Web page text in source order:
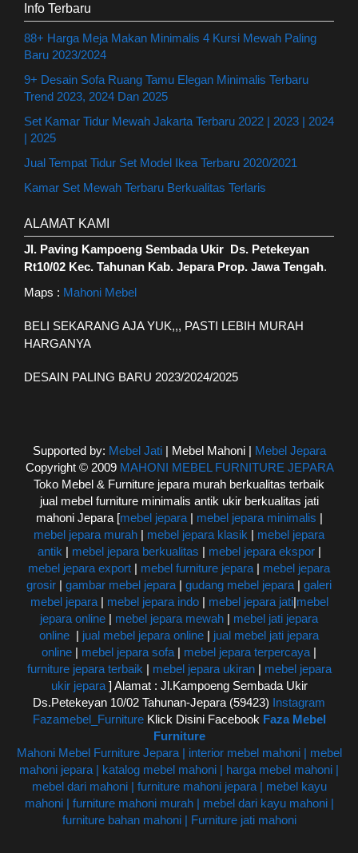
Info Terbaru
88+ Harga Meja Makan Minimalis 4 Kursi Mewah Paling
Baru 2023/2024
9+ Desain Sofa Ruang Tamu Elegan Minimalis Terbaru
Trend 2023, 2024 Dan 2025
Set Kamar Tidur Mewah Jakarta Terbaru 2022 | 2023 | 2024
| 2025
Jual Tempat Tidur Set Model Ikea Terbaru 2020/2021
Kamar Set Mewah Terbaru Berkualitas Terlaris
ALAMAT KAMI
Jl. Paving Kampoeng Sembada Ukir Ds. Petekeyan
Rt10/02 Kec. Tahunan Kab. Jepara Prop. Jawa Tengah.
Maps : Mahoni Mebel
BELI SEKARANG AJA YUK,,, PASTI LEBIH MURAH
HARGANYA
DESAIN PALING BARU 2023/2024/2025
Supported by: Mebel Jati| Mebel Mahoni | Mebel Jepara
Copyright © 2009 MAHONI MEBEL FURNITURE JEPARA
Toko Mebel & Furniture jepara murah berkualitas terbaik
jual mebel furniture minimalis antik ukir berkualitas jati
mahoni Jepara [mebel jepara| mebel jepara minimalis |
mebel jepara murah | mebel jepara klasik | mebel jepara
antik | mebel jepara berkualitas | mebel jepara ekspor|
mebel jepara export | mebel furniture jepara | mebel jepara
grosir | gambar mebel jepara | gudang mebel jepara | galeri
mebel jepara| mebel jepara indo| mebel jepara jati|mebel
jepara online | mebel jepara mewah | mebel jati jepara
online | jual mebel jepara online | jual mebel jati jepara
online | mebel jepara sofa | mebel jepara terpercaya |
furniture jepara terbaik | mebel jepara ukiran| mebel jepara
ukir jepara ] Alamat : Jl.Kampoeng Sembada Ukir
Ds.Petekeyan 10/02 Tahunan-Jepara (59423) Instagram
Fazamebel_FurnitureKlick Disini Facebook Faza Mebel
Furniture
Mahoni Mebel Furniture Jepara | interior mebel mahoni | mebel
mahoni jepara | katalog mebel mahoni | harga mebel mahoni |
mebel dari mahoni | furniture mahoni jepara | mebel kayu
mahoni | furniture mahoni murah | mebel dari kayu mahoni |
furniture bahan mahoni | Furniture jati mahoni